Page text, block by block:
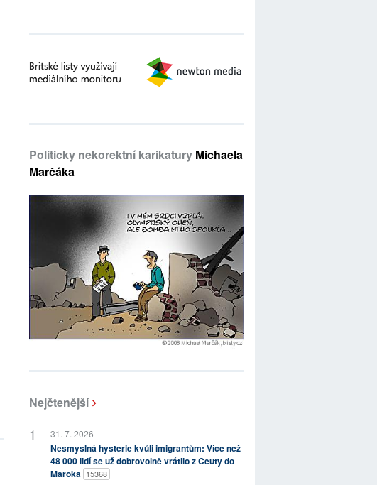
Politicky nekorektní karikatury Michaela
Marčáka
Nejčtenější
31. 7. 2026
Nesmyslná hysterie kvůli imigrantům: Více než
48 000 lidí se už dobrovolně vrátilo z Ceuty do
Maroka 15368